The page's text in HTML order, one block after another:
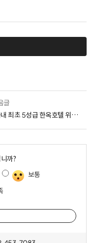
글
"국내 최초 5성급 한옥호텔 위상 이어간다" 송도 경원재 바이 워커힐, 다시 한 번 5성급 인증
까?
보통